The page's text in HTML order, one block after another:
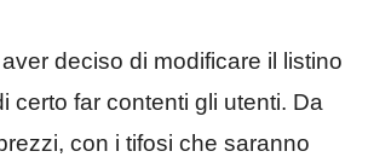
deciso di modificare il listino
certo far contenti gli utenti. Da
con i tifosi che saranno